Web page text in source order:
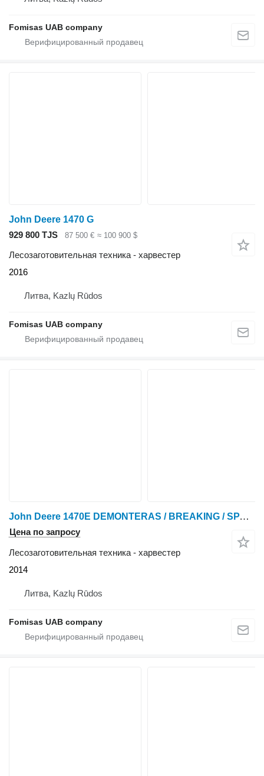
Fomisas UAB company
John Deere 1470 G
929 800 TJS
87 500 € ≈ 100 900 $
Лесозаготовительная техника - харвестер
2016
Литва, Kazlų Rūdos
Fomisas UAB company
John Deere 1470E DEMONTERAS / BREAKING / SPARE PARTS
Цена по запросу
Лесозаготовительная техника - харвестер
2014
Литва, Kazlų Rūdos
Fomisas UAB company